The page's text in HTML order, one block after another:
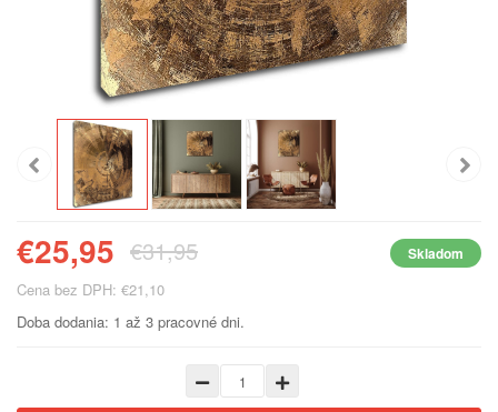
€25,95 €31,95 Skladom
Cena bez DPH: €21,10
Doba dodania: 1 až 3 pracovné dni.